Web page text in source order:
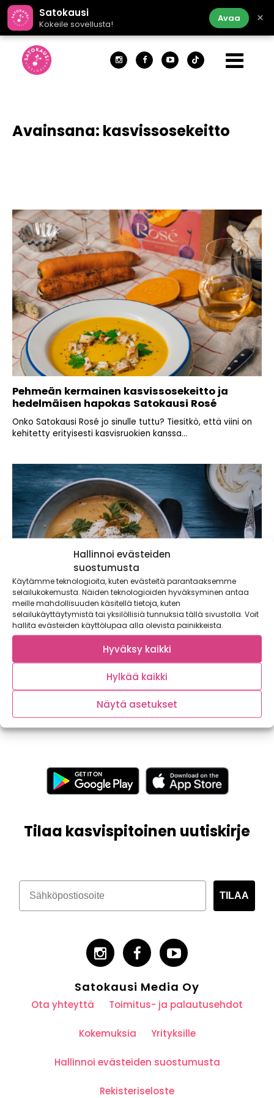
Hallinnoi evästeiden
suostumusta
Käytämme teknologioita, kuten evästeitä parantaaksemme
selailukokemusta. Näiden teknologioiden hyväksyminen antaa
meille mahdollisuuden käsitellä tietoja, kuten
selailukäyttäytymistä tai yksilöllisiä tunnuksia tällä sivustolla. Voit
hallita evästeiden käyttölupaa alla olevista painikkeista.
Hyväksy kaikki
Hylkää kaikki
Näytä asetukset
Satokausi
Kokeile sovellusta!
Avaa ×
Avainsana: kasvissosekeitto
Pehmeän kermainen kasvissosekeitto ja
hedelmäisen hapokas Satokausi Rosé
Onko Satokausi Rosé jo sinulle tuttu? Tiesitkö, että viini on
kehitetty erityisesti kasvisruokien kanssa...
Paahdettu sosekeitto
Tiesitkö, että paahtaminen tiivistää kasvisten maut? Kun
haluat sosekeitostasi asteen herkullisempaa, kypsennä
kasvikset ensin...
Tilaa kasvispitoinen uutiskirje
TILAA
Satokausi Media Oy
Ota yhteyttä Toimitus- ja palautusehdot
Kokemuksia Yrityksille
Hallinnoi evästeiden suostumusta
Rekisteriseloste